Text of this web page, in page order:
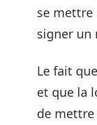
se mettre
signer un
Le fait
et que la
de